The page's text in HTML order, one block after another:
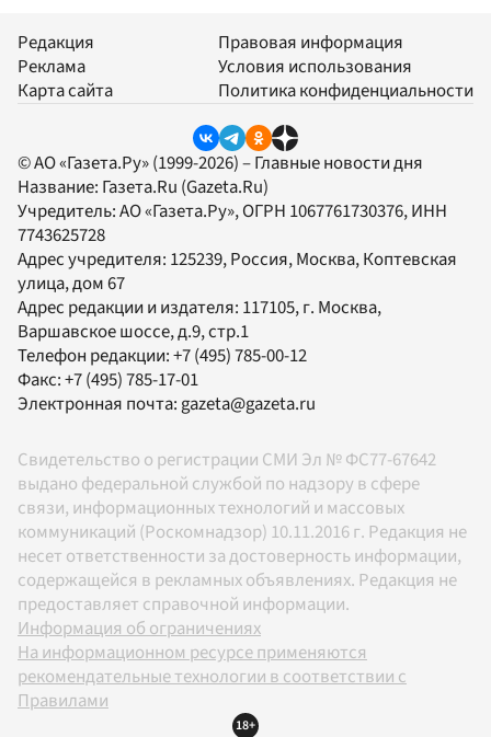
Редакция
Реклама
Карта сайта
Правовая информация
Условия использования
Политика конфиденциальности
© АО «Газета.Ру» (1999-2026) – Главные новости дня
Название: Газета.Ru (Gazeta.Ru)
Учредитель:АО «Газета.Ру», ОГРН 1067761730376, ИНН
7743625728
Адрес учредителя: 125239, Россия, Москва, Коптевская
улица, дом 67
Адрес редакции и издателя: 117105, г. Москва,
Варшавское шоссе, д.9, стр.1
Телефон редакции:+7 (495) 785-00-12
Факс:+7 (495) 785-17-01
Электронная почта:gazeta@gazeta.ru
Свидетельство о регистрации СМИ Эл № ФС77-67642
выдано федеральной службой по надзору в сфере
связи, информационных технологий и массовых
коммуникаций (Роскомнадзор) 10.11.2016 г. Редакция не
несет ответственности за достоверность информации,
содержащейся в рекламных объявлениях. Редакция не
предоставляет справочной информации.
Информация об ограничениях
На информационном ресурсе применяются
рекомендательные технологии в соответствии с
Правилами
18+